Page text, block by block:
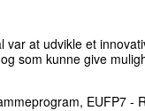
var at udvikle et
som kunne give
EUFP7 -